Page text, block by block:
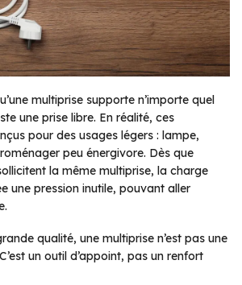
multiprise supporte n’importe quel
une prise libre. En réalité, ces
pour des usages légers : lampe,
peu énergivore. Dès que
la même multiprise, la charge
une pression inutile, pouvant aller
qualité, une multiprise n’est pas une
un outil d’appoint, pas un renfort